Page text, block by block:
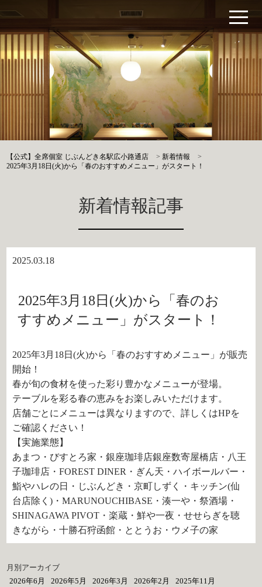
【公式】全席個室 じぶんどき名駅広小路通店 >新着情報
>
2025年3月18日(火)から「春のおすすめメニュー」がスタート！
新着情報記事
2025.03.18
2025年3月18日(火)から「春のお
すすめメニュー」がスタート！
2025年3月18日(火)から「春のおすすめメニュー」が販売
開始！
春が旬の食材を使った彩り豊かなメニューが登場。
テーブルを彩る春の恵みをお楽しみいただけます。
店舗ごとにメニューは異なりますので、詳しくはHPを
ご確認ください！
【実施業態】
あまつ・びすとろ家・銀座珈琲店銀座数寄屋橋店・八王
子珈琲店・FOREST DINER・ぎん天・ハイボールバー・
鮨やハレの日・じぶんどき・京町しずく・キッチン(仙
台店除く)・MARUNOUCHIBASE・湊一や・祭酒場・
SHINAGAWA PIVOT・楽蔵・鮮や一夜・せせらぎを聴
きながら・十勝石狩函館・ととうお・ウメ子の家
月別アーカイブ
2026年6月
2026年5月 2026年3月 2026年2月
2025年11月